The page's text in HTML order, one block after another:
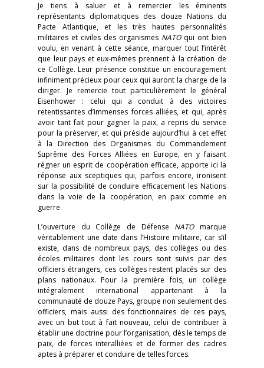
Je tiens à saluer et à remercier les éminents
représentants diplomatiques des douze Nations du
Pacte Atlantique, et les très hautes personnalités
militaires et civiles des organismes NATO qui ont bien
voulu, en venant à cette séance, marquer tout l’intérêt
que leur pays et eux-mêmes prennent à la création de
ce Collège. Leur présence constitue un encouragement
infiniment précieux pour ceux qui auront la charge de la
diriger. Je remercie tout particulièrement le général
Eisenhower : celui qui a conduit à des victoires
retentissantes d’immenses forces alliées, et qui, après
avoir tant fait pour gagner la paix, a repris du service
pour la préserver, et qui préside aujourd’hui à cet effet
à la Direction des Organismes du Commandement
Suprême des Forces Alliées en Europe, en y faisant
régner un esprit de coopération efficace, apporte ici la
réponse aux sceptiques qui, parfois encore, ironisent
sur la possibilité de conduire efficacement les Nations
dans la voie de la coopération, en paix comme en
guerre.
L’ouverture du Collège de Défense NATOmarque
véritablement une date dans l’Histoire militaire, car s’il
existe, dans de nombreux pays, des collèges ou des
écoles militaires dont les cours sont suivis par des
officiers étrangers, ces collèges restent placés sur des
plans nationaux. Pour la première fois, un collège
intégralement international appartenant à la
communauté de douze Pays, groupe non seulement des
officiers, mais aussi des fonctionnaires de ces pays,
avec un but tout à fait nouveau, celui de contribuer à
établir une doctrine pour l’organisation, dès le temps de
paix, de forces interalliées et de former des cadres
aptes à préparer et conduire de telles forces.